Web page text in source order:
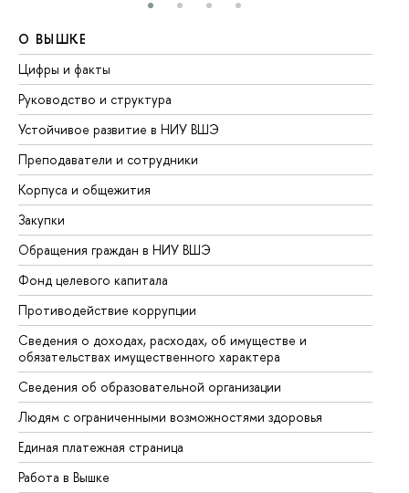
О ВЫШКЕ
Цифры и факты
Руководство и структура
Устойчивое развитие в НИУ ВШЭ
Преподаватели и сотрудники
Корпуса и общежития
Закупки
Обращения граждан в НИУ ВШЭ
Фонд целевого капитала
Противодействие коррупции
Сведения о доходах, расходах, об имуществе и
обязательствах имущественного характера
Сведения об образовательной организации
Людям с ограниченными возможностями здоровья
Единая платежная страница
Работа в Вышке